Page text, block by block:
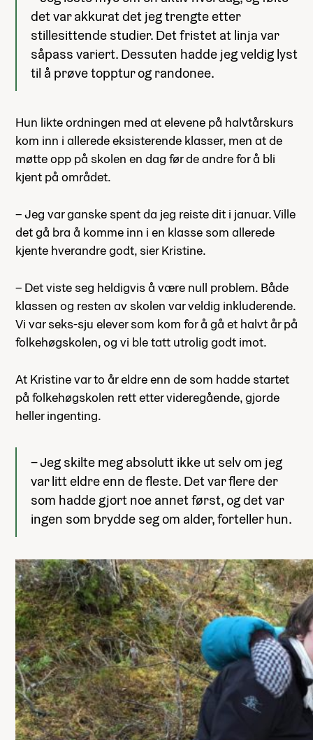
det var akkurat det jeg trengte etter
stillesittende studier. Det fristet at linja var
såpass variert. Dessuten hadde jeg veldig lyst
til å prøve topptur og randonee.
Hun likte ordningen med at elevene på halvtårskurs
kom inn i allerede eksisterende klasser, men at de
møtte opp på skolen en dag før de andre for å bli
kjent på området.
– Jeg var ganske spent da jeg reiste dit i januar. Ville
det gå bra å komme inn i en klasse som allerede
kjente hverandre godt, sier Kristine.
– Det viste seg heldigvis å være null problem. Både
klassen og resten av skolen var veldig inkluderende.
Vi var seks-sju elever som kom for å gå et halvt år på
folkehøgskolen, og vi ble tatt utrolig godt imot.
At Kristine var to år eldre enn de som hadde startet
på folkehøgskolen rett etter videregående, gjorde
heller ingenting.
– Jeg skilte meg absolutt ikke ut selv om jeg
var litt eldre enn de fleste. Det var flere der
som hadde gjort noe annet først, og det var
ingen som brydde seg om alder, forteller hun.